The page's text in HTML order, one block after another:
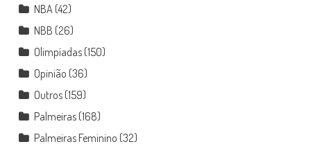
NBA(42)
NBB (26)
Olimpíadas(150)
Opinião (36)
Outros(159)
Palmeiras(168)
Palmeiras Feminino (32)